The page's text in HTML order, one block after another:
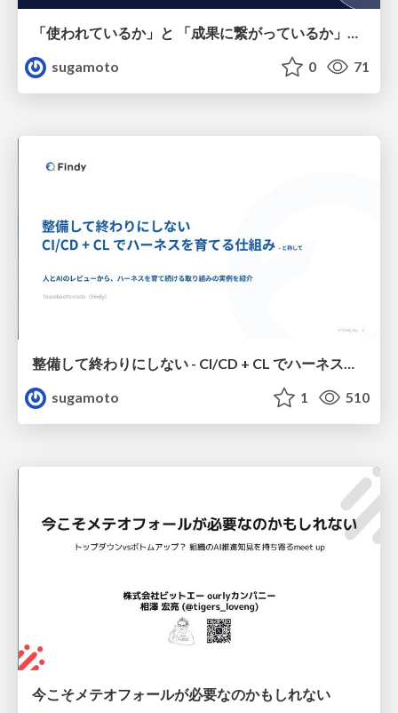
sugamoto
0 71
整備して終わりにしない - CI/CD + CL でハーネスを育てる仕組み 合わせる
sugamoto
1 510
今こそメテオフォールが必要なのかもしれない